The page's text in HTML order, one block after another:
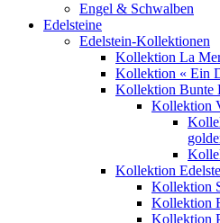
Engel & Schwalben
Edelsteine
Edelstein-Kollektionen
Kollektion La
Kollektion « Ein
Kollektion Bunte
Kollektion
Kollektion
Kollektion
Kollektion
Kollektion